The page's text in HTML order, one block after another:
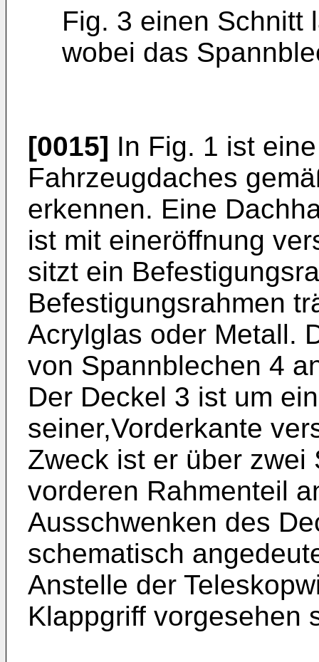
Fig. 3 einen Schnitt
wobei das
[0015] In Fig. 1 ist
Fahrzeugdaches
erkennen. Eine
ist mit eineröffnung
sitzt ein
Befestigungsrahmen
Acrylglas oder Metall.
von Spannblechen 4
Der Deckel 3 ist um
seiner,Vorderkante
Zweck ist er über zwei
vorderen Rahmenteil
Ausschwenken des
schematisch
Anstelle der
Klappgriff vorgesehen